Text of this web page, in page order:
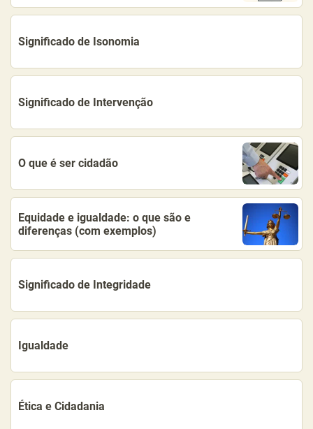
Significado de Isonomia
Significado de Intervenção
O que é ser cidadão
Equidade e igualdade: o que são e
diferenças (com exemplos)
Significado de Integridade
Igualdade
Ética e Cidadania